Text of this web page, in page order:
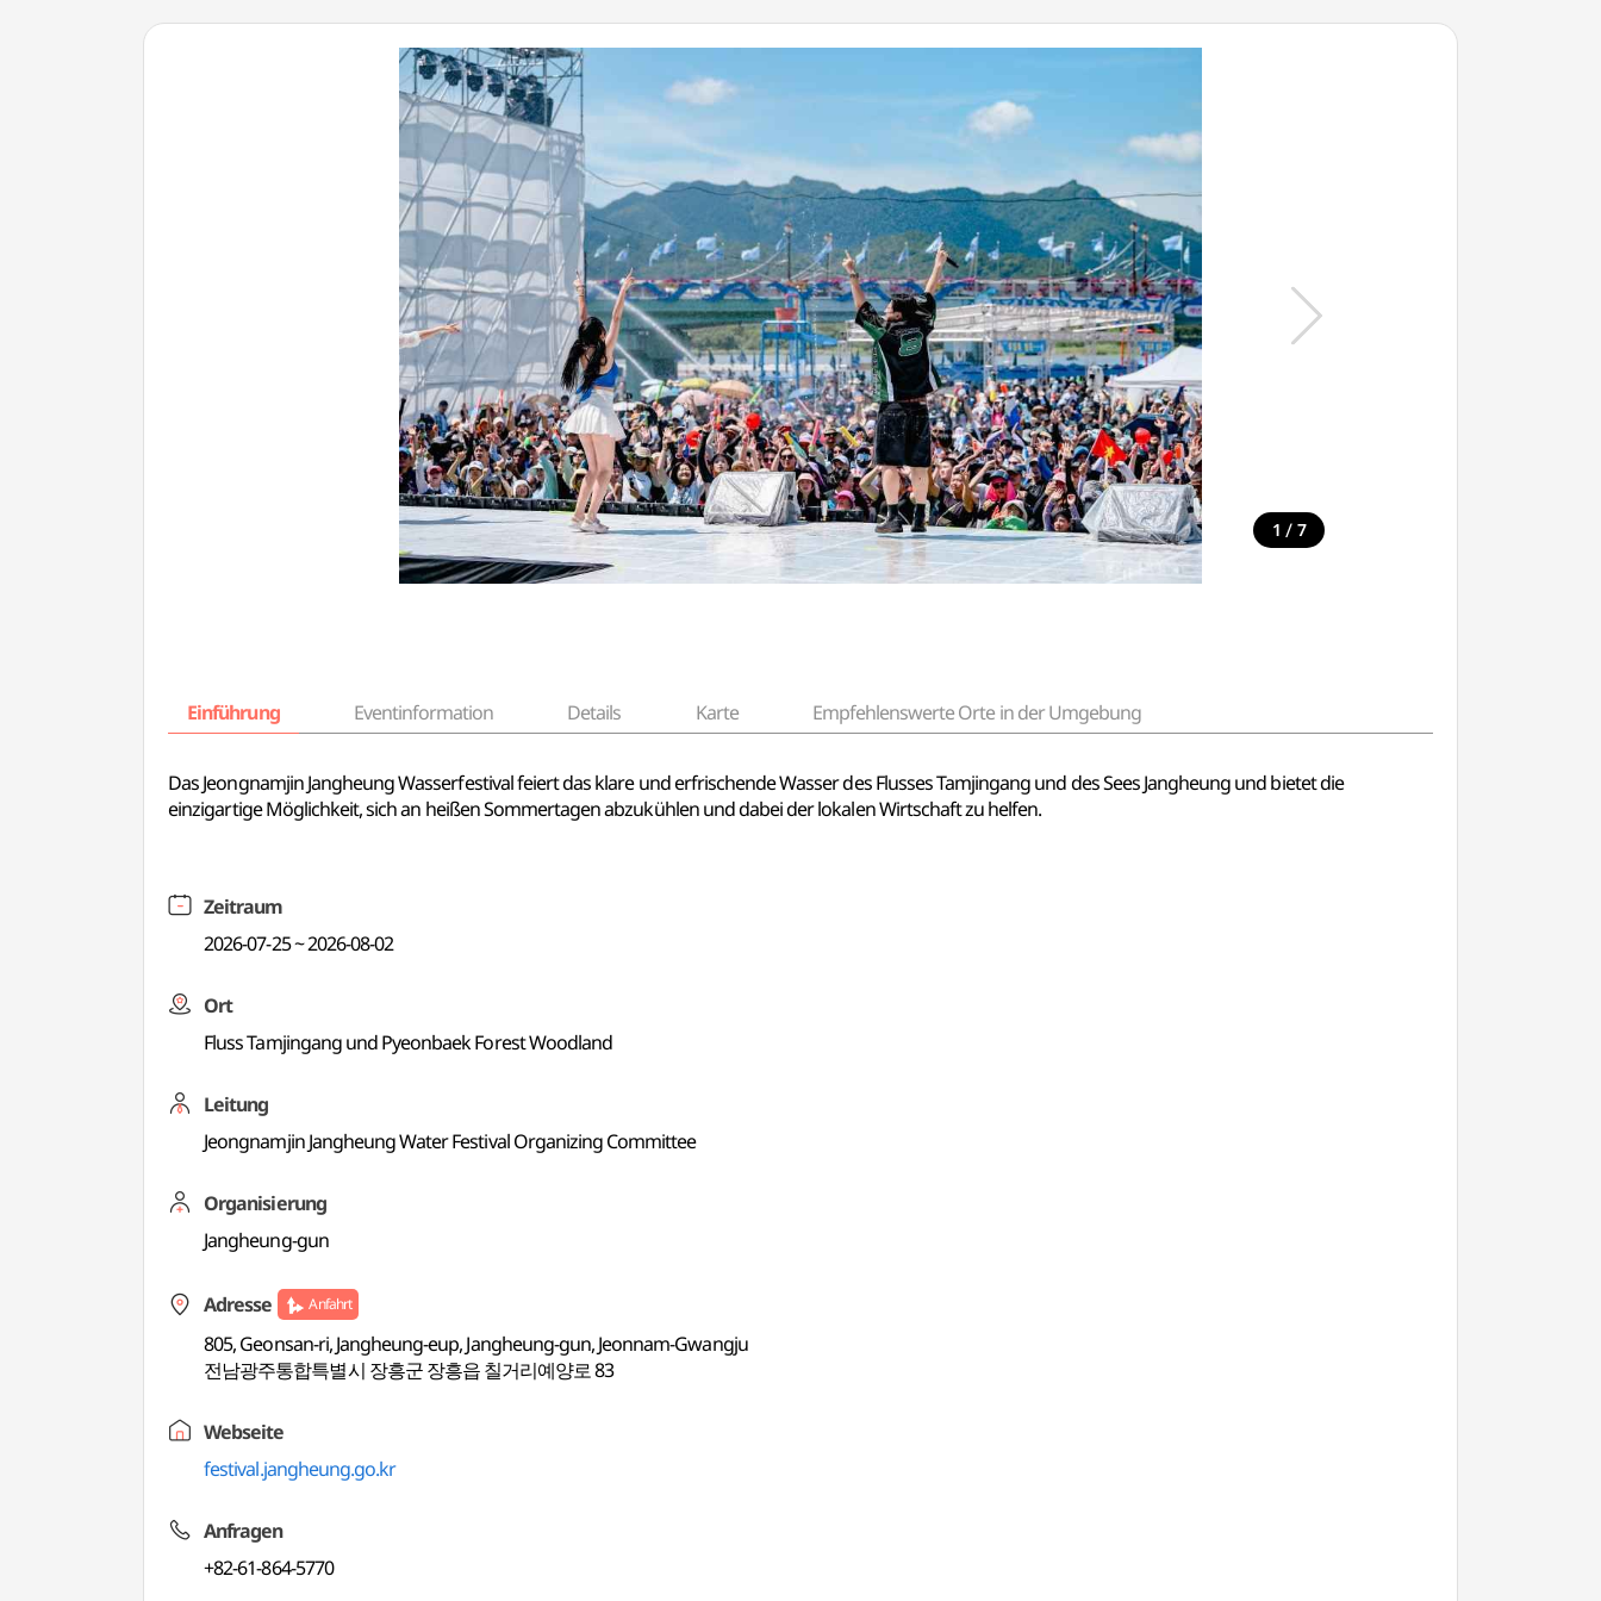
1 / 7
Einführung Eventinformation Details Karte Empfehlenswerte Orte in der Umgebung
Das Jeongnamjin Jangheung Wasserfestival feiert das klare und erfrischende Wasser des Flusses Tamjingang und des Sees Jangheung und bietet die
einzigartige Möglichkeit, sich an heißen Sommertagen abzukühlen und dabei der lokalen Wirtschaft zu helfen.
Zeitraum
2026-07-25 ~ 2026-08-02
Ort
Fluss Tamjingang und Pyeonbaek Forest Woodland
Leitung
Jeongnamjin Jangheung Water Festival Organizing Committee
Organisierung
Jangheung-gun
Adresse Anfahrt
805, Geonsan-ri, Jangheung-eup, Jangheung-gun, Jeonnam-Gwangju
전남광주통합특별시 장흥군 장흥읍 칠거리예양로 83
Webseite
festival.jangheung.go.kr
Anfragen
+82-61-864-5770